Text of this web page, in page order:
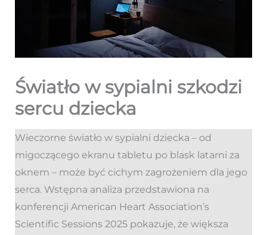
Światło w sypialni szkodzi
sercu dziecka
Wieczorne światło w sypialni dziecka – od
migoczącego ekranu tabletu po blask latarni za
oknem – może być cichym zagrożeniem dla jego
serca. Wstępna analiza przedstawiona na
konferencji American Heart Association’s
Scientific Sessions 2025 pokazuje, że większa